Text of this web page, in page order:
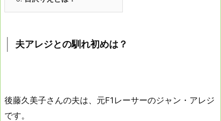
夫アレジとの馴れ初めは？
後藤久美子さんの夫は、元F1レーサーのジャン・アレジ
です。